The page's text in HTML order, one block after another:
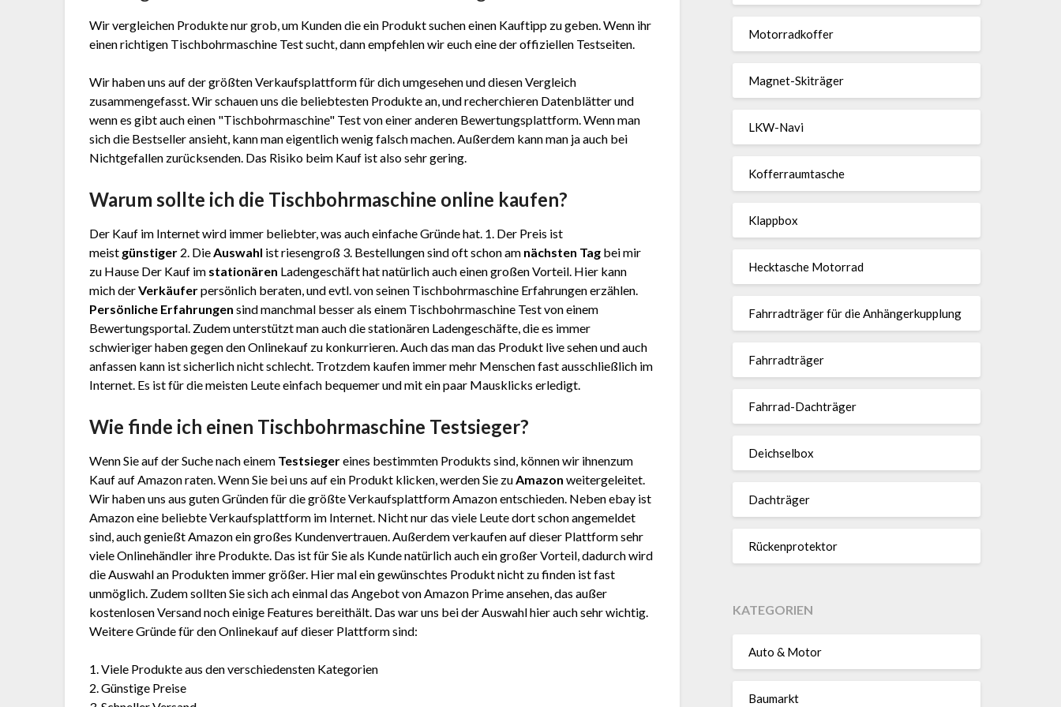
Wir vergleichen Produkte nur grob, um Kunden die ein Produkt suchen einen Kauftipp zu geben. Wenn ihr
einen richtigen Tischbohrmaschine Test sucht, dann empfehlen wir euch eine der offiziellen Testseiten.
Wir haben uns auf der größten Verkaufsplattform für dich umgesehen und diesen Vergleich
zusammengefasst. Wir schauen uns die beliebtesten Produkte an, und recherchieren Datenblätter und
wenn es gibt auch einen "Tischbohrmaschine" Testvon einer anderen Bewertungsplattform. Wenn man
sich die Bestseller ansieht, kann man eigentlich wenig falsch machen. Außerdem kann man ja auch bei
Nichtgefallen zurücksenden. Das Risiko beim Kauf ist also sehr gering.
Warum sollte ich die Tischbohrmaschine online kaufen?
Der Kauf im Internet wird immer beliebter, was auch einfache Gründe hat. 1. Der Preis ist
meist günstiger 2. DieAuswahl ist riesengroß 3. Bestellungen sind oft schon am nächsten Tag bei mir
zu Hause Der Kauf im stationären Ladengeschäft hat natürlich auch einen großen Vorteil. Hier kann
mich derVerkäuferpersönlich beraten, und evtl. von seinen Tischbohrmaschine Erfahrungen erzählen.
Persönliche Erfahrungen sind manchmal besser als einem Tischbohrmaschine Test von einem
Bewertungsportal. Zudem unterstützt man auch die stationären Ladengeschäfte, die es immer
schwieriger haben gegen den Onlinekauf zu konkurrieren. Auch das man das Produkt live sehen und auch
anfassen kann ist sicherlich nicht schlecht. Trotzdem kaufen immer mehr Menschen fast ausschließlich im
Internet. Es ist für die meisten Leute einfach bequemer und mit ein paar Mausklicks erledigt.
Wie finde ich einen Tischbohrmaschine Testsieger?
Wenn Sie auf der Suche nach einem Testsiegereines bestimmten Produkts sind, können wir ihnenzum
Kauf auf Amazon raten. Wenn Sie bei uns auf ein Produkt klicken, werden Sie zuAmazon weitergeleitet.
Wir haben uns aus guten Gründen für die größte Verkaufsplattform Amazon entschieden. Neben ebay ist
Amazon eine beliebte Verkaufsplattform im Internet. Nicht nur das viele Leute dort schon angemeldet
sind, auch genießt Amazon ein großes Kundenvertrauen. Außerdem verkaufen auf dieser Plattform sehr
viele Onlinehändler ihre Produkte. Das ist für Sie als Kunde natürlich auch ein großer Vorteil, dadurch wird
die Auswahl an Produkten immer größer. Hier mal ein gewünschtes Produkt nicht zu finden ist fast
unmöglich. Zudem sollten Sie sich ach einmal das Angebot von Amazon Prime ansehen, das außer
kostenlosen Versand noch einige Features bereithält. Das war uns bei der Auswahl hier auch sehr wichtig.
Weitere Gründe für den Onlinekauf auf dieser Plattform sind:
1. Viele Produkte aus den verschiedensten Kategorien
2. Günstige Preise
Motor­rad­koffer
Magnet-Ski­träger
LKW-Navi
Kof­fer­raum­ta­sche
Klappbox
Heck­ta­sche Motorrad
Fahr­rad­träger für die Anhän­ger­kup­p­lung
Fahr­rad­träger
Fahrrad-Dach­träger
Deich­selbox
Dach­träger
Rücken­pro­tektor
KATEGORIEN
Auto & Motor
Baumarkt